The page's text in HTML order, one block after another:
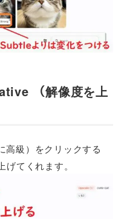
（解像度を上
高級）をクリックする
てくれます。